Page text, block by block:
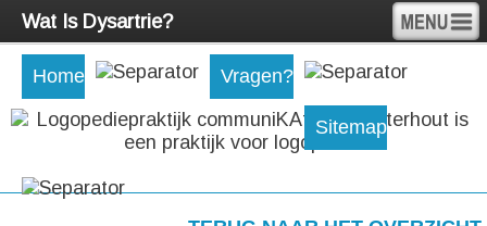
Wat Is Dysartrie?
Home Vragen?
Sitemap